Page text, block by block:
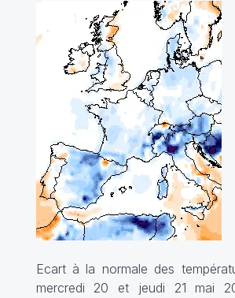
Ecart à la normale des
mercredi 20 et jeudi 21 mai